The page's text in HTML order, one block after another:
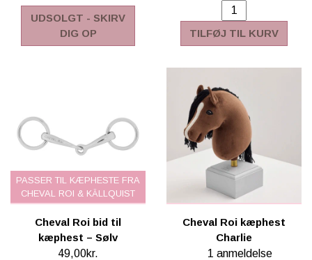
UDSOLGT - SKIRV
DIG OP
TILFØJ TIL KURV
PASSER TIL KÆPHESTE FRA
CHEVAL ROI & KÄLLQUIST
Cheval Roi bid til
kæphest – Sølv
49,00kr.
Cheval Roi kæphest
Charlie
1 anmeldelse